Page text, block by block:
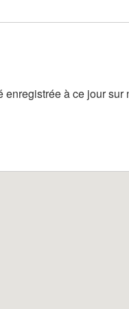
enregistrée à ce jour sur